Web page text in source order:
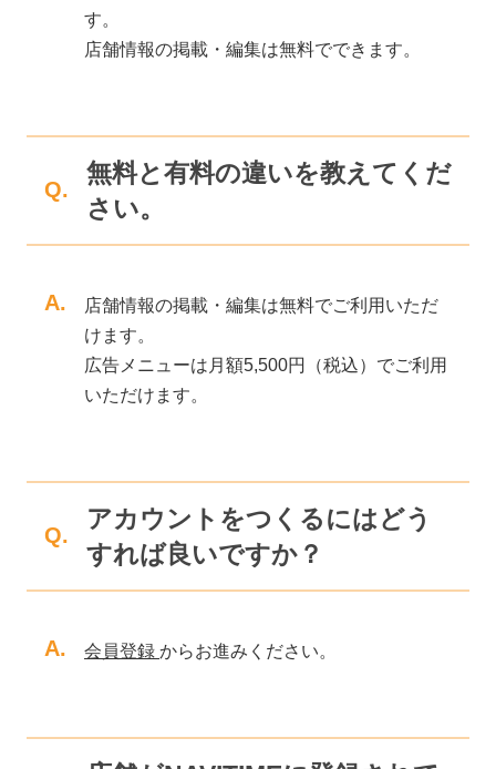
す。
店舗情報の掲載・編集は無料でできます。
Q.
無料と有料の違いを教えてくだ
さい。
A.
店舗情報の掲載・編集は無料でご利用いただ
けます。
広告メニューは月額5,500円（税込）でご利用
いただけます。
Q.
アカウントをつくるにはどう
すれば良いですか？
A. 会員登録 からお進みください。